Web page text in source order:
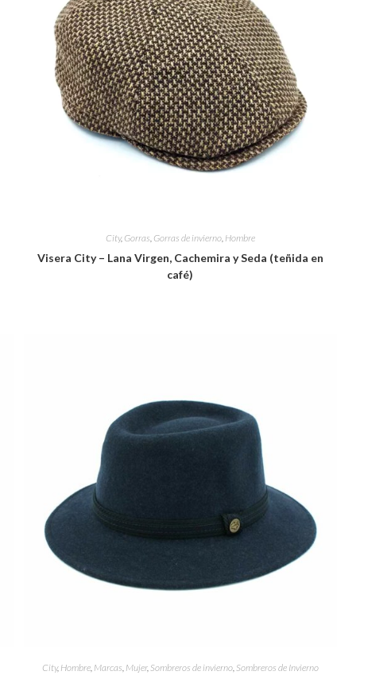
City, Gorras, Gorras de invierno, Hombre
Visera City – Lana Virgen, Cachemira y Seda (teñida en
café)
City, Hombre, Marcas Mujer, Sombreros de invierno, Sombreros de Invierno